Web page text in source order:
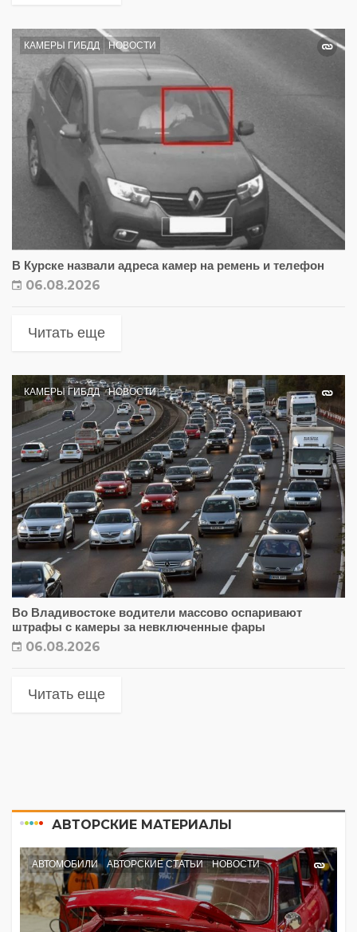
КАМЕРЫ ГИБДД НОВОСТИ
В Курске назвали адреса камер на ремень и телефон
06.08.2026
Читать еще
КАМЕРЫ ГИБДД НОВОСТИ
Во Владивостоке водители массово оспаривают
штрафы с камеры за невключенные фары
06.08.2026
Читать еще
АВТОРСКИЕ МАТЕРИАЛЫ
АВТОМОБИЛИ АВТОРСКИЕ СТАТЬИ НОВОСТИ